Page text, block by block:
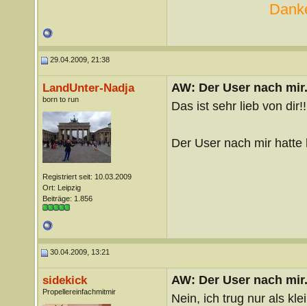
29.04.2009, 21:38
LandUnter-Nadja
born to run
Registriert seit: 10.03.2009
Ort: Leipzig
Beiträge: 1.856
AW: Der User nach
Das ist sehr lieb von
Der User nach mir
30.04.2009, 13:21
sidekick
Propellereinfachmitmir
AW: Der User nach
Nein, ich trug nur als